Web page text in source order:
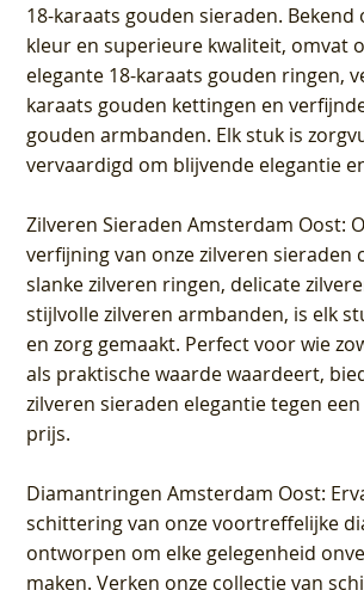
18-karaats gouden sieraden.
kleur en superieure kwaliteit, omvat
elegante 18-karaats gouden ringen,
karaats gouden kettingen en
gouden armbanden. Elk stuk is
vervaardigd om blijvende elegantie
Zilveren Sieraden Amsterdam Oost:
verfijning van onze zilveren sieraden
slanke zilveren ringen, delicate
stijlvolle zilveren armbanden, is elk
en zorg gemaakt. Perfect voor wie
als praktische waarde waardeert,
zilveren sieraden elegantie tegen
prijs.
Diamantringen Amsterdam Oost:
schittering van onze voortreffelijke
ontworpen om elke gelegenheid
maken. Verken onze collectie van